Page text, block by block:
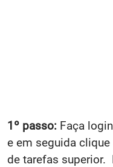
1º passo: Faça
e em seguida
de tarefas superior.